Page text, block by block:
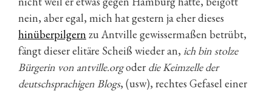
nein, aber egal, mich hat gestern ja eher dieses
hinüberpilgernzu Antville gewissermaßen betrübt,
fängt dieser elitäre Scheiß wieder an, ich bin stolze
Bürgerin von antville.orgoder die Keimzelle der
deutschsprachigen Blogs, (usw), rechtes Gefasel einer